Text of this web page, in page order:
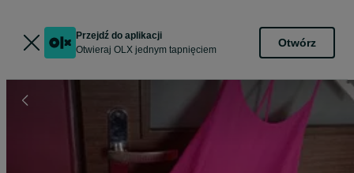
Przejdź do aplikacji
Otwieraj OLX jednym tapnięciem
Otwórz